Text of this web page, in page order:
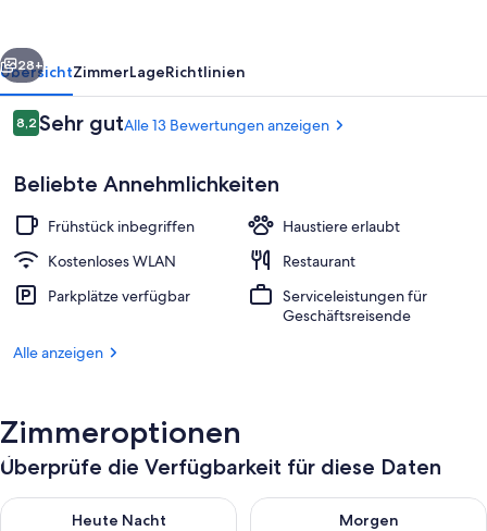
Restaurant
Weiter
28+
ÜbersichtZimmerLageRichtlinien
Bewertungen
8,28,2 von 10.
Sehr gutAlle 13 Bewertungen anzeigen
Beliebte Annehmlichkeiten
Frühstück inbegriffen
Haustiere erlaubt
Kostenloses WLAN
Restaurant
Parkplätze verfügbar
Serviceleistungen für
Geschäftsreisende
Alle anzeigen
Zimmeroptionen
Überprüfe die Verfügbarkeit für diese Daten
Heute Nacht
Überprüfe die Verfügbarkeit für heute Nacht, Aug. 7 - Aug. 8.
Morgen
Überprüfe die Verfügbarkeit